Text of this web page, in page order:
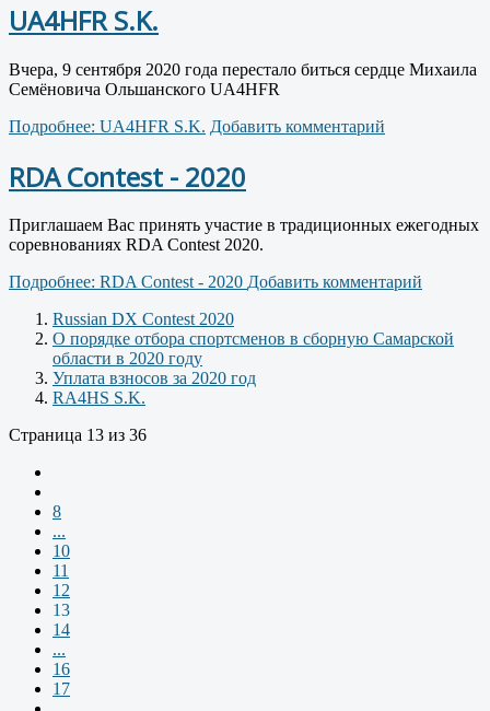
UA4HFR S.K.
Вчера, 9 сентября 2020 года перестало биться сердце Михаила
Семёновича Ольшанского UA4HFR
Подробнее: UA4HFR S.K. Добавить комментарий
RDA Contest - 2020
Приглашаем Вас принять участие в традиционных ежегодных
соревнованиях RDA Contest 2020.
Подробнее: RDA Contest - 2020 Добавить комментарий
Russian DX Contest 2020
О порядке отбора спортсменов в сборную Самарской
области в 2020 году
Уплата взносов за 2020 год
RA4HS S.K.
Страница 13 из 36
8
...
10
11
12
13
14
...
16
17